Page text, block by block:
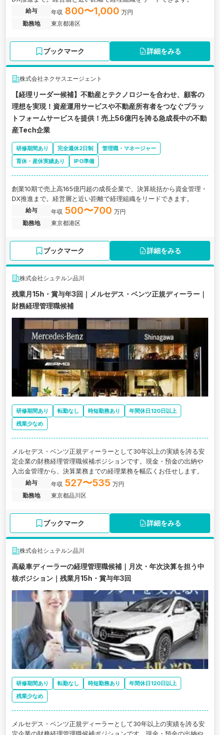
給与 年収 800〜1,000 万円
勤務地
東京都港区
ブックマーク 詳細をみる
株式会社ネクサスエージェント
【経理リーダー候補】不動産とテクノロジーを合わせ、顧客の
理想を実現！資産運用サービスや不動産所有者をつなぐプラッ
トフォームサービスを提供！売上56億円を誇る急成長中の不動
産Tech企業
研修期間あり 完全週休2日制
管理職・マネージャー
育休・産休実績あり
IPO準備
創業10期で売上高165億円超の成長企業で、決算統括から資金管理・
DX推進まで。経営層と近い距離で経理組織をリードできます。
給与 年収 500〜700 万円
勤務地
東京都港区
ブックマーク 詳細をみる
株式会社シュテルン品川
残業月15h・賞与年3回｜メルセデス・ベンツ正規ディーラー｜
財務経理管理職候補
研修期間あり 転勤なし 時短勤務あり
年間休日120日以上
残業少なめ
メルセデス・ベンツ正規ディーラーとして30年以上の実績を誇る安
定企業の財務経理管理職候補ポジションです。現金・預金の出納や
入出金管理から、決算業務までの経理業務を幅広くお任せします。
給与 年収 527〜535 万円
勤務地
東京都品川区
ブックマーク 詳細をみる
株式会社シュテルン品川
高級車ディーラーの経理管理職候補｜月次・年次決算を担う中
核ポジション｜残業月15h・賞与年3回
研修期間あり 転勤なし 時短勤務あり
年間休日120日以上
残業少なめ
メルセデス・ベンツ正規ディーラーとして30年以上の実績を誇る安